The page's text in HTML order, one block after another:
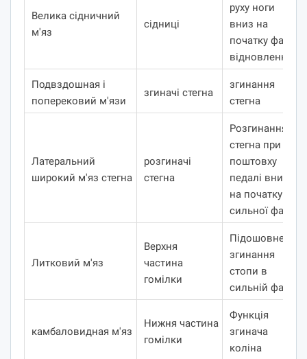
Велика сідничний
м'яз
сідниці
руху ноги
вниз на
початку фази
відновлення
Подвздошная і
поперековий м'язи
згиначі стегна
згинання
стегна
Латеральний
широкий м'яз стегна
розгиначі
стегна
Розгинання
стегна при
поштовху
педалі вниз
на початку
сильної фази
Литковий м'яз
Верхня
частина
гомілки
Підошовне
згинання
стопи в
сильній фазі
камбаловидная м'яз
Нижня частина
гомілки
Функція
згинача
коліна